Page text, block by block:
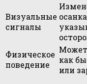
Визуальные
сигналы
Физическое
поведение
Может
как
или